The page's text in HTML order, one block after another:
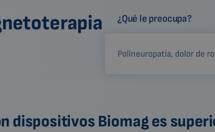
¿Qué le preocupa?
dispositivos Biomag es